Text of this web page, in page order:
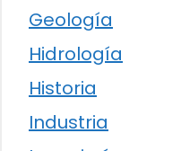
Geología
Hidrología
Historia
Industria